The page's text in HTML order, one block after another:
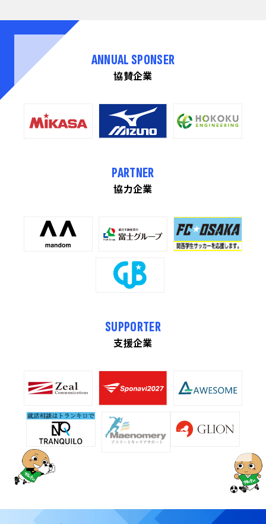
ANNUAL SPONSER
協賛企業
PARTNER
協力企業
SUPPORTER
支援企業